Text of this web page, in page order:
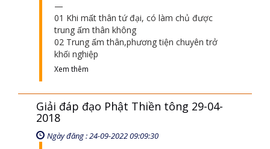
01 Khi mất thân tứ đại, có làm chủ được
trung ấm thân không
02 Trung ấm thân,phương tiện chuyên trở
khối nghiệp
Xem thêm
Giải đáp đạo Phật Thiền tông 29-04-
2018
Ngày đăng : 24-09-2022 09:09:30